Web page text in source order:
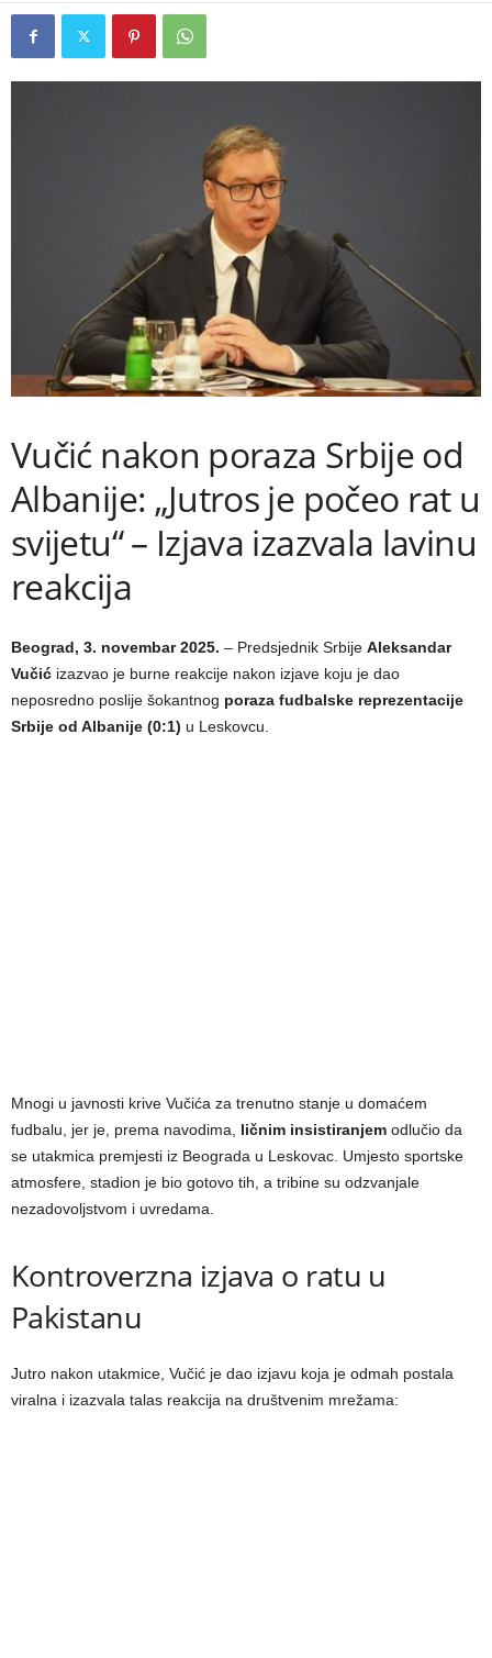
Vučić nakon poraza Srbije od
Albanije: „Jutros je počeo rat u
svijetu“ – Izjava izazvala lavinu
reakcija
Beograd, 3. novembar 2025. – Predsjednik Srbije Aleksandar
Vučić izazvao je burne reakcije nakon izjave koju je dao
neposredno poslije šokantnog poraza fudbalske reprezentacije
Srbije od Albanije (0:1) u Leskovcu.
Mnogi u javnosti krive Vučića za trenutno stanje u domaćem
fudbalu, jer je, prema navodima, ličnim insistiranjem odlučio da
se utakmica premjesti iz Beograda u Leskovac. Umjesto sportske
atmosfere, stadion je bio gotovo tih, a tribine su odzvanjale
nezadovoljstvom i uvredama.
Kontroverzna izjava o ratu u
Pakistanu
Jutro nakon utakmice, Vučić je dao izjavu koja je odmah postala
viralna i izazvala talas reakcija na društvenim mrežama: